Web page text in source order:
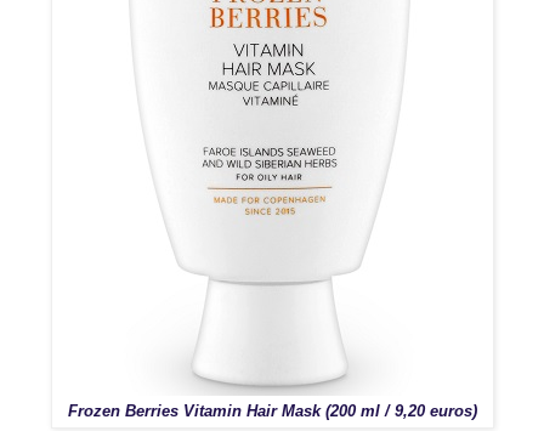
Frozen Berries Vitamin Hair Mask (200 ml / 9,20 euros)